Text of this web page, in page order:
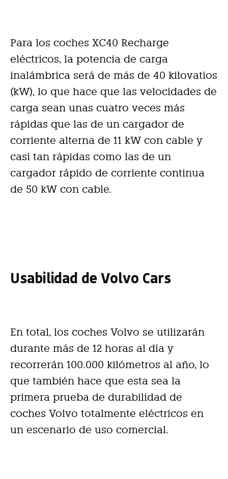
Para los coches XC40 Recharge
eléctricos, la potencia de carga
inalámbrica será de más de 40 kilovatios
(kW), lo que hace que las velocidades de
carga sean unas cuatro veces más
rápidas que las de un cargador de
corriente alterna de 11 kW con cable y
casi tan rápidas como las de un
cargador rápido de corriente continua
de 50 kW con cable.
Usabilidad de Volvo Cars
En total, los coches Volvo se utilizarán
durante más de 12 horas al día y
recorrerán 100.000 kilómetros al año, lo
que también hace que esta sea la
primera prueba de durabilidad de
coches Volvo totalmente eléctricos en
un escenario de uso comercial.